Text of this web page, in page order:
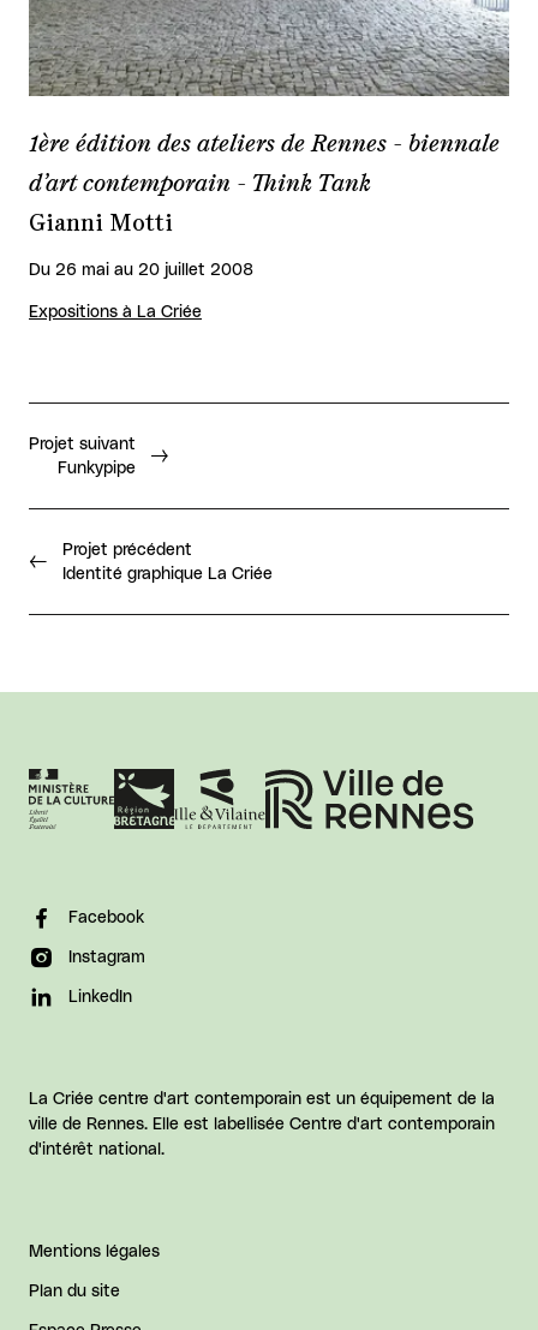
1ère édition des ateliers de Rennes - biennale
d’art contemporain - Think Tank
Gianni Motti
Du 26 mai au 20 juillet 2008
Expositions à La Criée
Projet précédent
Identité graphique La Criée
Projet suivant
Funkypipe
Facebook
Instagram
LinkedIn
La Criée centre d'art contemporain est un équipement de la
ville de Rennes. Elle est labellisée Centre d'art contemporain
d'intérêt national.
Mentions légales
Plan du site